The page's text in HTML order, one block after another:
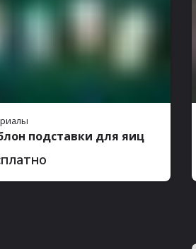
подставки для яиц